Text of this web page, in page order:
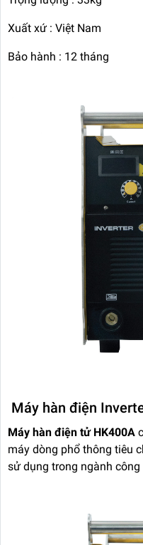
Xuất xứ : Việt Nam
Bảo hành : 12 tháng
Máy hàn điện
Máy hàn điện tử HK400A
máy dòng phổ thông tiêu
sử dụng trong ngành công